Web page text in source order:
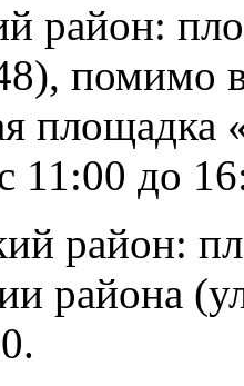
район:
помимо
площадка
11:00 до
район:
района